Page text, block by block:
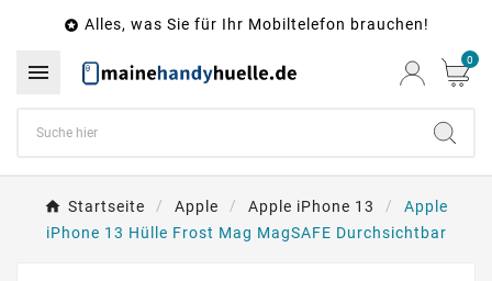
 Alles, was Sie für Ihr Mobiltelefon brauchen!
 0
Startseite Apple Apple iPhone 13
Apple
iPhone 13 Hülle Frost Mag MagSAFE Durchsichtbar